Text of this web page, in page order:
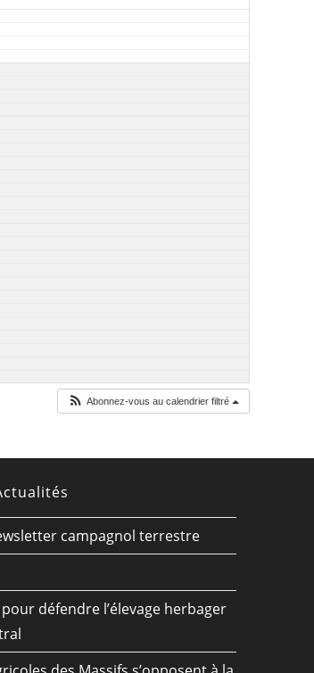
Abonnez-vous au calendrier filtré
campagnol terrestre
défendre l’élevage herbager